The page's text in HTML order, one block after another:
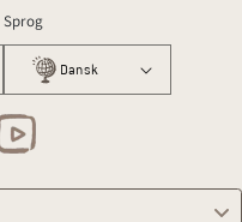
Sprog
Dansk